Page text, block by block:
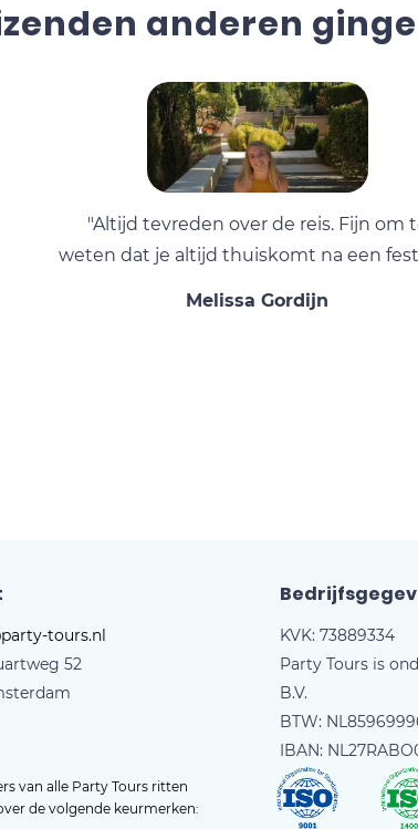
anderen
"Altijd tevreden over de reis. Fijn om
weten dat je altijd thuiskomt na een
Melissa Gordijn
tours.nl
52
KVK: 73889334
Party Tours is
B.V.
BTW:
IBAN:
van alle Party Tours ritten
de volgende keurmerken: